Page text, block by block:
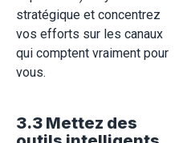
stratégique et concentrez
vos efforts sur les canaux
qui comptent vraiment pour
vous.
3.3 Mettez des